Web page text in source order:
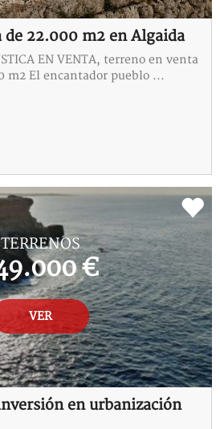
de 22.000 m2 en Algaida
EN VENTA, terreno en venta
m2 El encantador pueblo ...
TERRENOS
€
VER
en urbanización